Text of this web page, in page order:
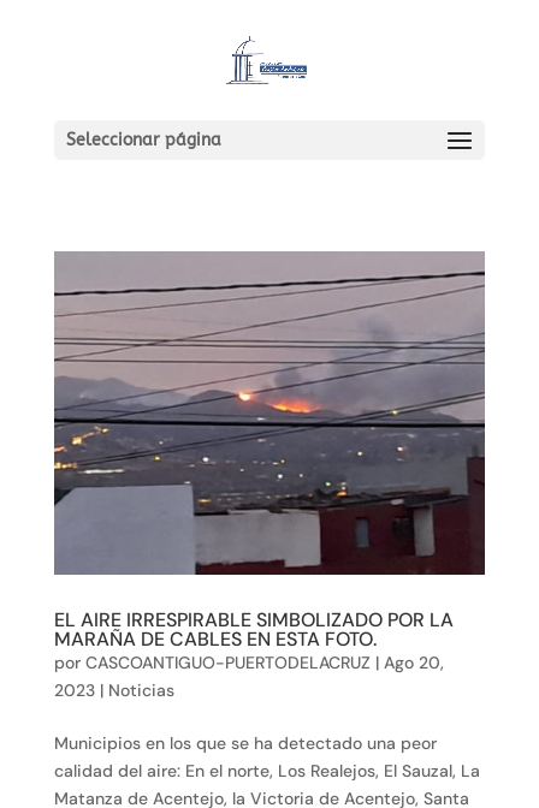
Seleccionar página
EL AIRE IRRESPIRABLE SIMBOLIZADO POR LA
MARAÑA DE CABLES EN ESTA FOTO.
por CASCOANTIGUO-PUERTODELACRUZ | Ago 20,
2023| Noticias
Municipios en los que se ha detectado una peor
calidad del aire: En el norte, Los Realejos, El Sauzal, La
Matanza de Acentejo, la Victoria de Acentejo, Santa